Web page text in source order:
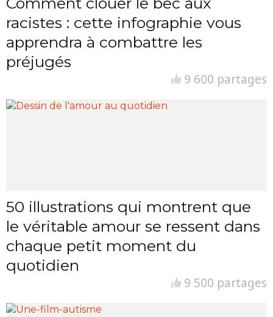
racistes : cette infographie vous
apprendra à combattre les
préjugés
9 600 partages
50 illustrations qui montrent que
le véritable amour se ressent dans
chaque petit moment du
quotidien
9 500 partages